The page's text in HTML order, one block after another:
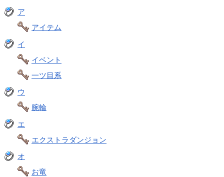
ア
アイテム
イ
イベント
一ツ目系
ウ
腕輪
エ
エクストラダンジョン
オ
お竜